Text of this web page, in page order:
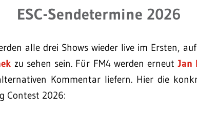
ESC-Sendetermine 2026
alle drei Shows wieder live im Ersten,
zu sehen sein. Für FM4 werden erneutJan
Kommentar liefern. Hier die
Contest 2026: